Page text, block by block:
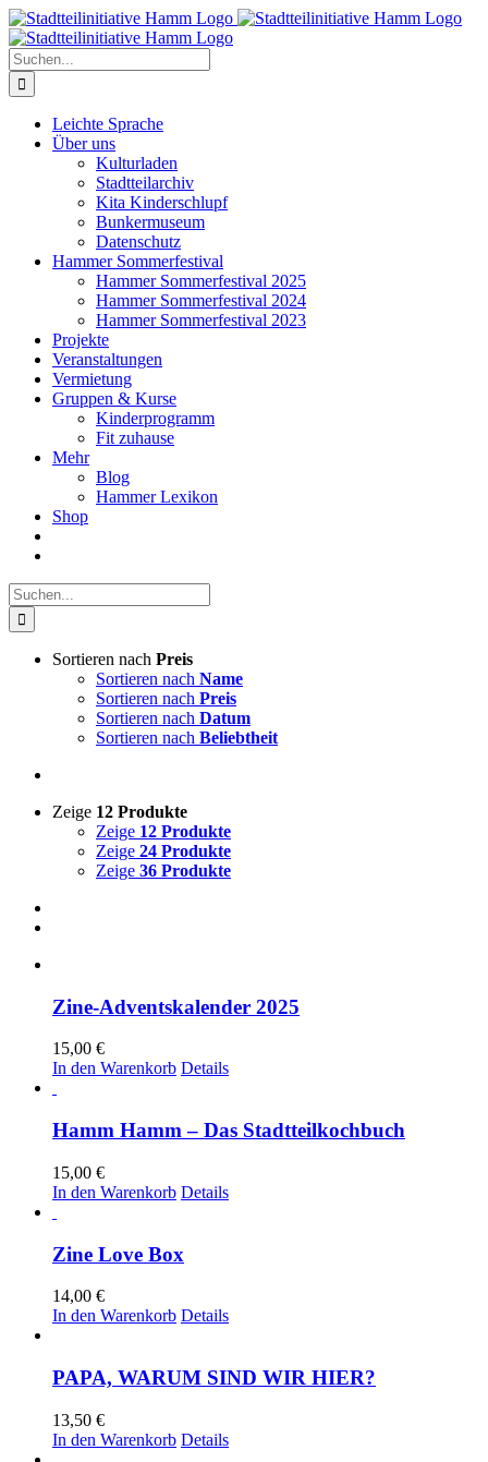
Zum
Inhalt
springen
Suche
nach:
Leichte Sprache
Über uns
Kulturladen
Stadtteilarchiv
Kita Kinderschlupf
Bunkermuseum
Datenschutz
Hammer Sommerfestival
Hammer Sommerfestival 2025
Hammer Sommerfestival 2024
Hammer Sommerfestival 2023
Projekte
Veranstaltungen
Vermietung
Gruppen & Kurse
Kinderprogramm
Fit zuhause
Mehr
Blog
Hammer Lexikon
Shop
Suche
nach:
Sortieren nach Preis
Sortieren nach Name
Sortieren nach Preis
Sortieren nach Datum
Sortieren nach Beliebtheit
Zeige 12 Produkte
Zeige 12 Produkte
Zeige 24 Produkte
Zeige 36 Produkte
Zine-Adventskalender 2025
15,00 €
In den Warenkorb Details
Hamm Hamm – Das Stadtteilkochbuch
15,00 €
In den Warenkorb Details
Zine Love Box
14,00 €
In den Warenkorb Details
PAPA, WARUM SIND WIR HIER?
13,50 €
In den Warenkorb Details